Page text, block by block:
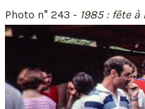
Photo n° 243 - 1985 : fête à